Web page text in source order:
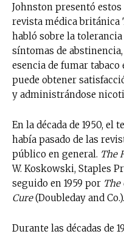
Johnston presentó
revista médica británica
habló sobre la
síntomas de
esencia de fumar tabaco
puede obtener
y administrándose
En la década de 1950, el
había pasado de las
público en general. The
W. Koskowski, Staples
seguido en 1959 por The
Cure(Doubleday and Co.).
Durante las décadas de